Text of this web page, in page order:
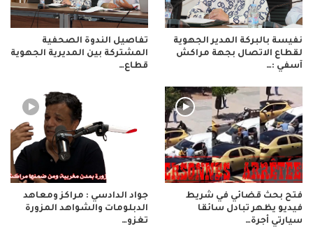
نفيسة بالبركة المدير الجهوية
لقطاع الاتصال بجهة مراكش
آسفي :…
تفاصيل الندوة الصحفية
المشتركة بين المديرية الجهوية
قطاع…
فتح بحث قضائي في شريط
فيديو يظهر تبادل سائقا
سيارتي أجرة…
جواد الدادسي : مراكز ومعاهد
الدبلومات والشواهد المزورة
تغزو…